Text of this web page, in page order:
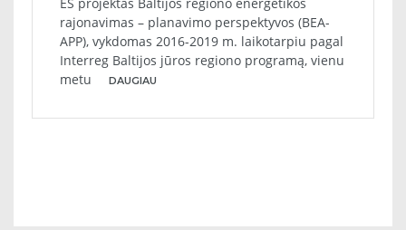
rajonavimas – planavimo perspektyvos (BEA-
APP), vykdomas 2016-2019 m. laikotarpiu pagal
Interreg Baltijos jūros regiono programą, vienu
metu
DAUGIAU